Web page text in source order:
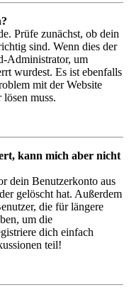
Prüfe zunächst, ob dein
sind. Wenn dies der
Administrator, um
wurdest. Es ist ebenfalls
mit der Website
muss.
kann mich aber nicht
dein Benutzerkonto aus
gelöscht hat. Außerdem
die für längere
um die
dich einfach
teil!